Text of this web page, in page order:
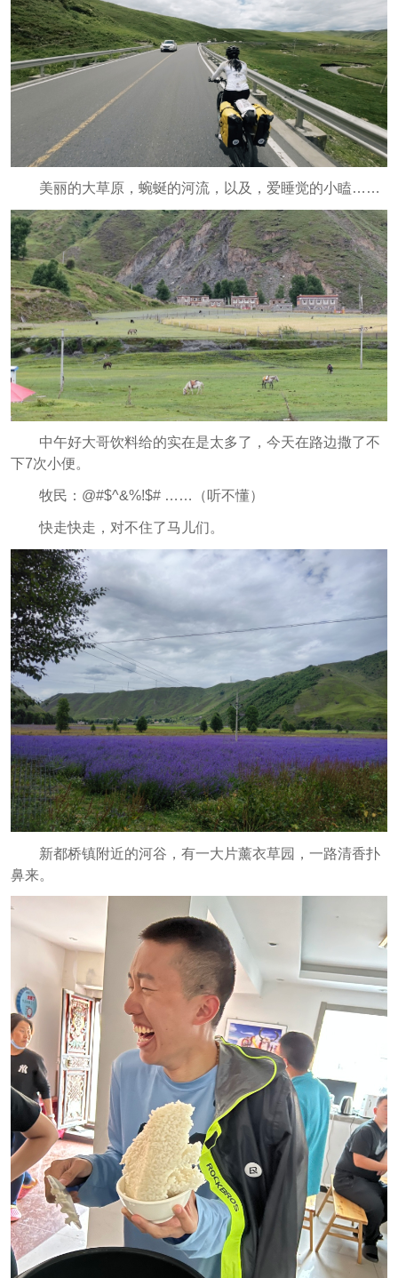
美丽的大草原，蜿蜒的河流，以及，爱睡觉的小瞌……
中午好大哥饮料给的实在是太多了，今天在路边撒了不
下7次小便。
牧民：@#$^&%!$# ……（听不懂）
快走快走，对不住了马儿们。
新都桥镇附近的河谷，有一大片薰衣草园，一路清香扑
鼻来。